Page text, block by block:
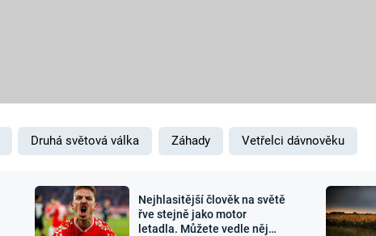
MARS
Záhady a
Zajímavosti
Druhá světová válka Záhady Vetřelci dávnověku
Nejhlasitější člověk na světě
řve stejně jako motor
letadla. Můžete vedle něj